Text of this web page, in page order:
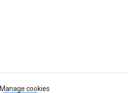
Manage cookies